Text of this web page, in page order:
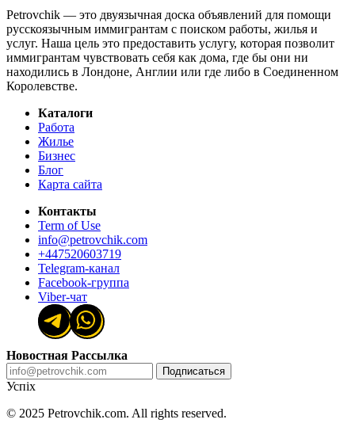
Petrovchik — это двуязычная доска объявлений для помощи
русскоязычным иммигрантам с поиском работы, жилья и
услуг. Наша цель это предоставить услугу, которая позволит
иммигрантам чувствовать себя как дома, где бы они ни
находились в Лондоне, Англии или где либо в Соединенном
Королевстве.
Каталоги
Работа
Жилье
Бизнес
Блог
Карта сайта
Контакты
Term of Use
info@petrovchik.com
+447520603719
Telegram-канал
Facebook-группа
Viber-чат
Новостная Рассылка
Подписаться
Успіх
© 2025 Petrovchik.com. All rights reserved.